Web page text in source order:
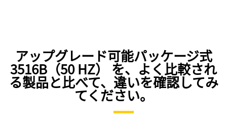
アップグレード可能パッケージ式
3516B（50 HZ） を、よく比較され
る製品と比べて、違いを確認してみ
てください。